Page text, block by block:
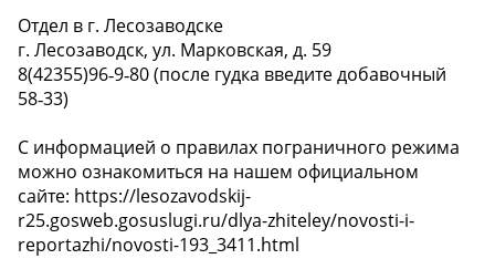
Отдел в г. Лесозаводске
г. Лесозаводск, ул. Марковская, д. 59
8(42355)96‑9‑80 (после гудка введите добавочный
58‑33)
С информацией о правилах пограничного режима
можно ознакомиться на нашем официальном
сайте: https://lesozavodskij-
r25.gosweb.gosuslugi.ru/dlya-zhiteley/novosti-i-
reportazhi/novosti-193_3411.html